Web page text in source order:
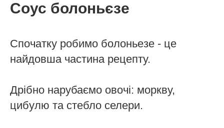
Соус болоньєзе
Спочатку робимо болоньезе - це
найдовша частина рецепту.
Дрібно нарубаємо овочі: моркву,
цибулю та стебло селери.